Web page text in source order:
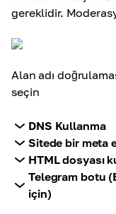
gereklidir.
Alan adı
seçin
DNS Kullanma
Sitede bir meta
HTML dosyası
Telegram botu
için)